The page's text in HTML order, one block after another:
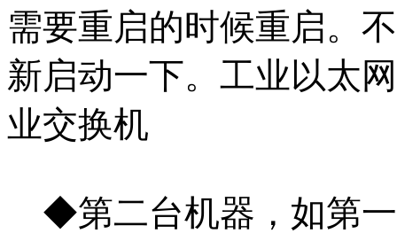
需要重启的时候重启。
新启动一下。工业以太
业交换机
◆第二台机器，如第一